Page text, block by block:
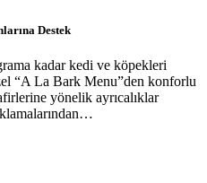
Destek
kadar kedi ve köpekleri
“A La Bark Menu”den konforlu
yönelik ayrıcalıklar